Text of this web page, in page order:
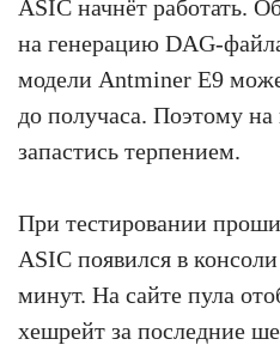
ASIC начнёт работать.
на генерацию DAG-
модели Antminer E9
до получаса. Поэтому на
запастись терпением.
При тестировании
ASIC появился в
минут. На сайте пула
хешрейт за последние